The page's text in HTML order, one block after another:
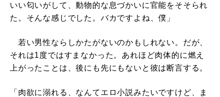
いい匂いがして、動物的な息づかいに官能をそそられ
た。そんな感じでした。バカですよね、僕」
若い男性ならしかたがないのかもしれない。だが、
それは1度ではすまなかった。あれほど肉体的に燃え
上がったことは、後にも先にもないと彼は断言する。
「肉欲に溺れる、なんてエロ小説みたいですけど、ま